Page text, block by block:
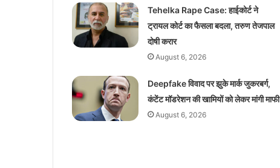
Tehelka Rape Case: हाईकोर्ट ने
ट्रायल कोर्ट का फैसला बदला, तरुण तेजपाल
दोषी करार
August 6, 2026
Deepfake विवाद पर झुके मार्क जुकरबर्ग,
कंटेंट मॉडरेशन की खामियों को लेकर मांगी माफी
August 6, 2026